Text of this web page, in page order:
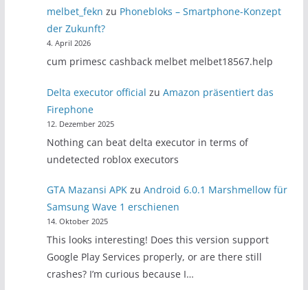
melbet_fekn zu Phonebloks – Smartphone-Konzept
der Zukunft?
4. April 2026
cum primesc cashback melbet melbet18567.help
Delta executor official zuAmazon präsentiert das
Firephone
12. Dezember 2025
Nothing can beat delta executor in terms of
undetected roblox executors
GTA Mazansi APK zuAndroid 6.0.1 Marshmellow für
Samsung Wave 1 erschienen
14. Oktober 2025
This looks interesting! Does this version support
Google Play Services properly, or are there still
crashes? I’m curious because I…